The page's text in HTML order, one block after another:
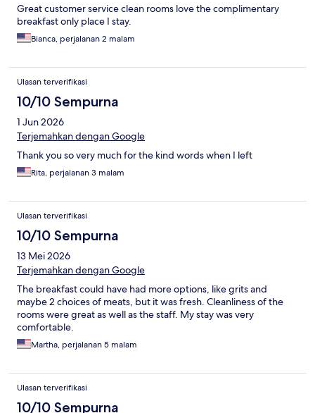
Great customer service clean rooms love the complimentary
breakfast only place I stay.
Bianca, perjalanan 2 malam
Ulasan terverifikasi
10/10 Sempurna
1 Jun 2026
Terjemahkan dengan Google
Thank you so very much for the kind words when I left
Rita, perjalanan 3 malam
Ulasan terverifikasi
10/10 Sempurna
13 Mei 2026
Terjemahkan dengan Google
The breakfast could have had more options, like grits and
maybe 2 choices of meats, but it was fresh. Cleanliness of the
rooms were great as well as the staff. My stay was very
comfortable.
Martha, perjalanan 5 malam
Ulasan terverifikasi
10/10 Sempurna